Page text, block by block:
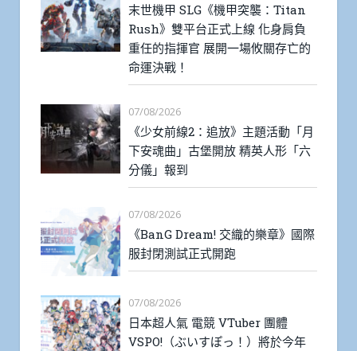
末世機甲 SLG《機甲突襲：Titan
Rush》雙平台正式上線 化身肩負
重任的指揮官 展開一場攸關存亡的
命運決戰！
07/08/2026
《少女前線2：追放》主題活動「月
下安魂曲」古堡開放 精英人形「六
分儀」報到
07/08/2026
《BanG Dream! 交織的樂章》國際
服封閉測試正式開跑
07/08/2026
日本超人氣 電競 VTuber 團體
VSPO!（ぶいすぽっ！）將於今年